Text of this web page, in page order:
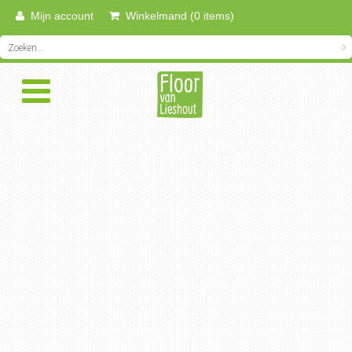
Mijn account Winkelmand (0 items)